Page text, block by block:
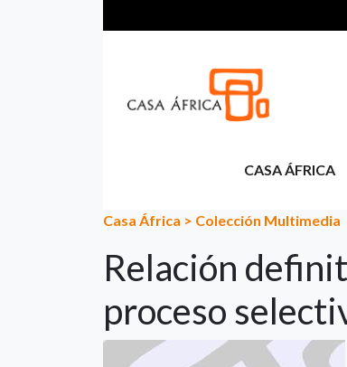
CASA ÁFRICA
Casa África > Colección Multimedia
Relación
proceso